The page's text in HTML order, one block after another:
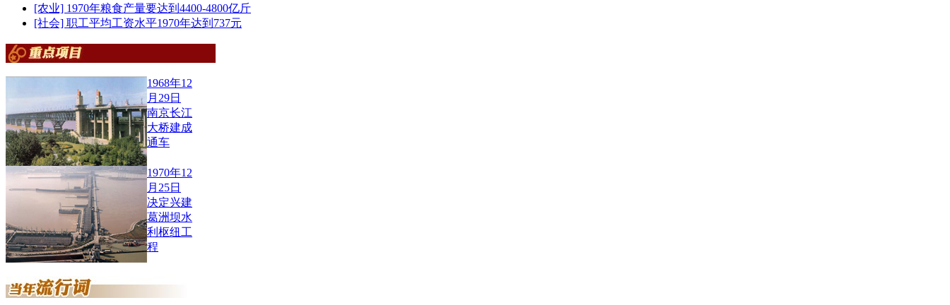
[农业] 1970年粮食产量要达到4400-4800亿斤
[社会] 职工平均工资水平1970年达到737元
1968年12
月29日
南京长江
大桥建成
通车
1970年12
月25日
决定兴建
葛洲坝水
利枢纽工
程